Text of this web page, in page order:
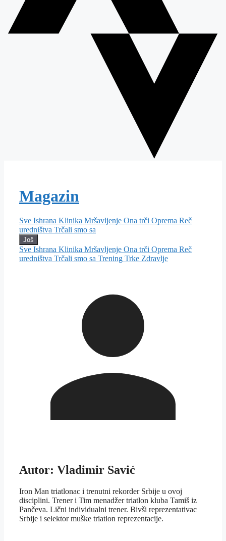
Magazin
Sve Ishrana Klinika Mršavljenje Ona trči Oprema Reč
uredništva Trčali smo sa
Još
Sve Ishrana Klinika Mršavljenje Ona trči Oprema Reč
uredništva Trčali smo sa Trening Trke Zdravlje
Autor: Vladimir Savić
Iron Man triatlonac i trenutni rekorder Srbije u ovoj
disciplini. Trener i Tim menadžer triatlon kluba Tamiš iz
Pančeva. Lični individualni trener. Bivši reprezentativac
Srbije i selektor muške triatlon reprezentacije.